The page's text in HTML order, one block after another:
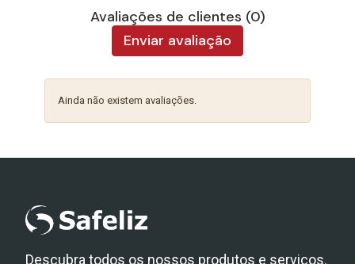
Avaliações de clientes (0)
Enviar avaliação
Ainda não existem avaliações.
Descubra todos os nossos produtos e serviços.